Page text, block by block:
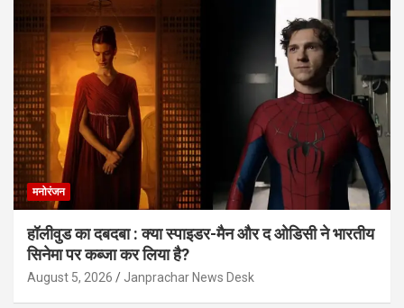
मनोरंजन
हॉलीवुड का दबदबा : क्या स्पाइडर-मैन और द ओडिसी ने भारतीय
सिनेमा पर कब्जा कर लिया है?
August 5, 2026 Janprachar News Desk